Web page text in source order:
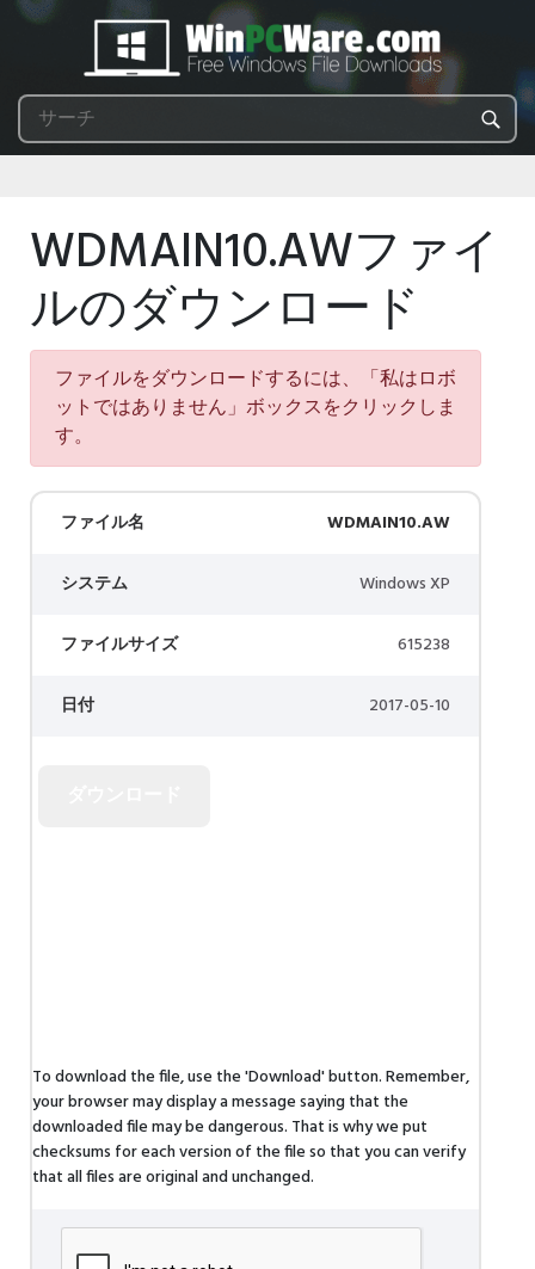
WDMAIN10.AWファイ
ルのダウンロード
ファイルをダウンロードするには、「私はロボ
ットではありません」ボックスをクリックしま
す。
ファイル名 WDMAIN10.AW
システム Windows XP
ファイルサイズ 615238
日付 2017-05-10
To download the file, use the 'Download' button. Remember,
your browser may display a message saying that the
downloaded file may be dangerous. That is why we put
checksums for each version of the file so that you can verify
that all files are original and unchanged.